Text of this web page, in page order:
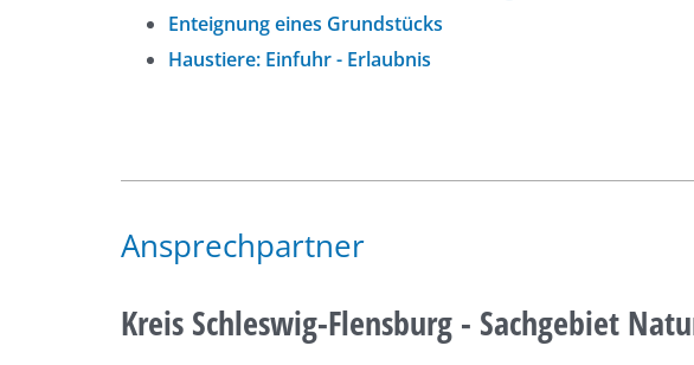
Enteignung eines Grundstücks
Haustiere: Einfuhr - Erlaubnis
Ansprechpartner
Kreis Schleswig-Flensburg - Sachgebiet